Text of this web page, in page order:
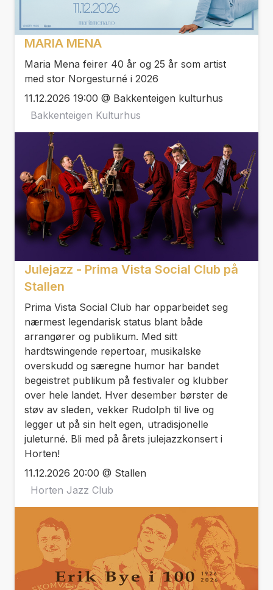
MARIA MENA
Maria Mena feirer 40 år og 25 år som artist
med stor Norgesturné i 2026
11.12.2026 19:00 @ Bakkenteigen kulturhus
Bakkenteigen Kulturhus
Julejazz - Prima Vista Social Club på
Stallen
Prima Vista Social Club har opparbeidet seg
nærmest legendarisk status blant både
arrangører og publikum. Med sitt
hardtswingende repertoar, musikalske
overskudd og særegne humor har bandet
begeistret publikum på festivaler og klubber
over hele landet. Hver desember børster de
støv av sleden, vekker Rudolph til live og
legger ut på sin helt egen, utradisjonelle
juleturné. Bli med på årets julejazzkonsert i
Horten!
11.12.2026 20:00 @ Stallen
Horten Jazz Club